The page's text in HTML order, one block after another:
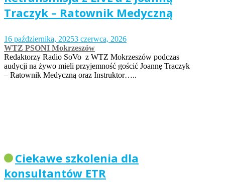
Traczyk – Ratownik Medyczną
16 października, 20253 czerwca, 2026
WTZ PSONI Mokrzeszów
Redaktorzy Radio SoVo z WTZ Mokrzeszów podczas
audycji na żywo mieli przyjemność gościć Joannę Traczyk
– Ratownik Medyczną oraz Instruktor…..
Ciekawe szkolenia dla
konsultantów ETR